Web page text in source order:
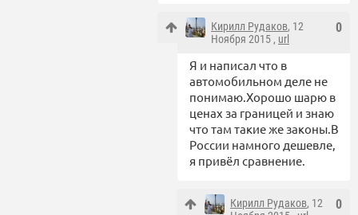
0
Кирилл Рудаков, 12
Ноября 2015 , url
Я и написал что в
автомобильном деле не
понимаю.Хорошо шарю в
ценах за границей и знаю
что там такие же законы.В
России намного дешевле,
я привёл сравнение.
0
Кирилл Рудаков, 12